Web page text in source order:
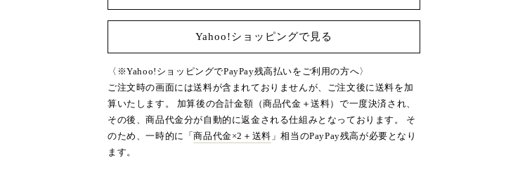
の
減
ら
す
の
数
を
増
や
す
Yahoo!ショッピングで見る
〈※Yahoo!ショッピングでPayPay残高払いをご利用の方へ〉
ご注文時の画面には送料が含まれておりませんが、ご注文後に送料を加
算いたします。 加算後の合計金額（商品代金＋送料）で一度決済され、
その後、商品代金分が自動的に返金される仕組みとなっております。 そ
のため、一時的に「商品代金×2＋送料 」相当のPayPay残高が必要となり
ます。